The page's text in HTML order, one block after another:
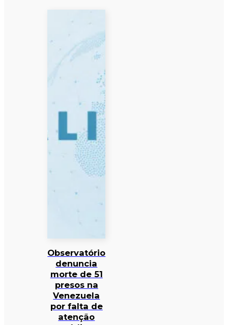
Observatório
denuncia
morte de 51
presos na
Venezuela
por falta de
atenção